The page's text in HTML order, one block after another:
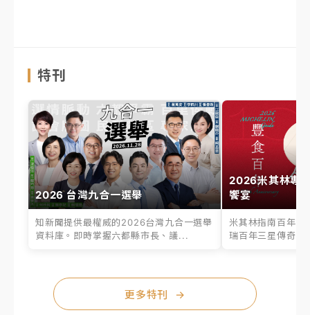
特刊
2026 台灣九合一選舉
知新聞提供最權威的2026台灣九合一選舉
資料庫。即時掌握六都縣市長、議...
2026米其林專
饗宴
米其林指南百年之
瑞百年三星傳奇、
更多特刊 →